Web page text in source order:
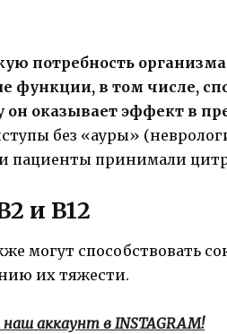
потребность
функции, в том числе,
он оказывает эффект в
без «ауры»
пациенты принимали
и В12
могут способствовать
их тяжести.
аккаунт в INSTAGRAM!